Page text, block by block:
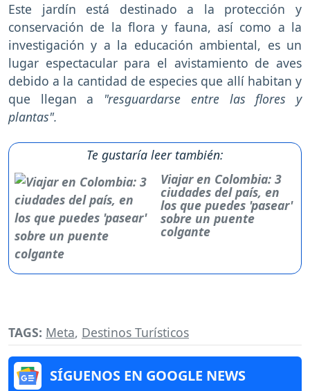
Este jardín está destinado a la protección y
conservación de la flora y fauna, así como a la
investigación y a la educación ambiental, es un
lugar espectacular para el avistamiento de aves
debido a la cantidad de especies que allí habitan y
que llegan a "resguardarse entre las flores y
plantas".
Te gustaría leer también:
Viajar en Colombia: 3
ciudades del país, en
los que puedes 'pasear'
sobre un puente
colgante
TAGS: Meta, Destinos Turísticos
SÍGUENOS EN GOOGLE NEWS